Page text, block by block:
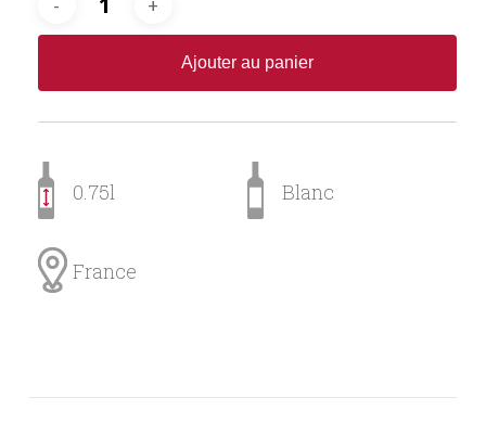
Ajouter au panier
0.75l Blanc
France